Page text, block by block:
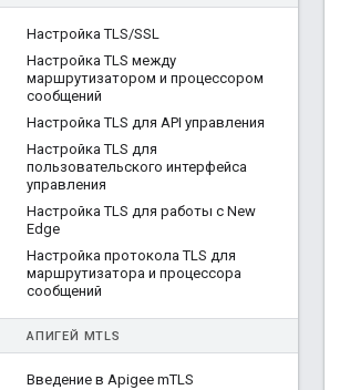
Настройка TLS/SSL
Настройка TLS между
маршрутизатором и процессором
сообщений
Настройка TLS для API управления
Настройка TLS для
пользовательского интерфейса
управления
Настройка TLS для работы с New
Edge
Настройка протокола TLS для
маршрутизатора и процессора
сообщений
АПИГЕЙ MTLS
Введение в Apigee mTLS